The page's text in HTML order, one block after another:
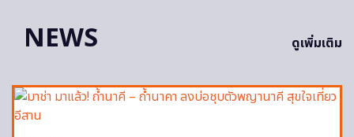
NEWS
ดูเพิ่มเติม